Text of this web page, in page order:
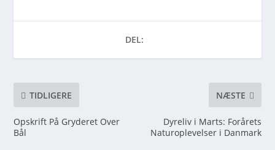
DEL:
TIDLIGERE
Opskrift På Gryderet Over
Bål
NÆSTE
Dyreliv i Marts: Forårets
Naturoplevelser i Danmark